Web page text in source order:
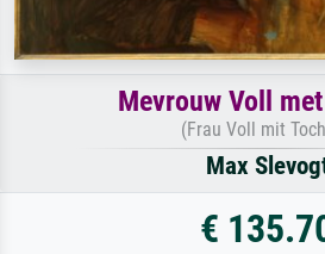
Mevrouw Voll
(Frau Voll mit
Max
€